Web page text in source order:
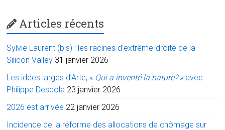
Articles récents
Sylvie Laurent (bis) : les racines d’extrême-droite de la
Silicon Valley 31 janvier 2026
Les idées larges d’Arte, « Qui a inventé la nature?» avec
Philippe Descola 23 janvier 2026
2026 est arrivée 22 janvier 2026
Incidence de la réforme des allocations de chômage sur